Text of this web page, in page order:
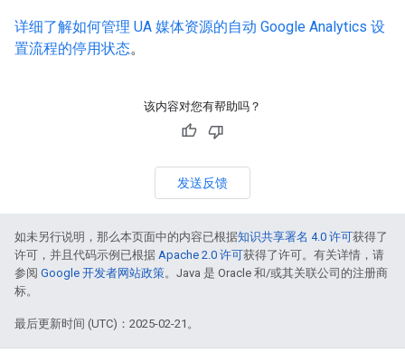
详细了解如何管理 UA 媒体资源的自动 Google Analytics 设
置流程的停用状态。
该内容对您有帮助吗？
发送反馈
如未另行说明，那么本页面中的内容已根据知识共享署名 4.0 许可获得了
许可，并且代码示例已根据 Apache 2.0 许可获得了许可。有关详情，请
参阅 Google 开发者网站政策。Java 是 Oracle 和/或其关联公司的注册商
标。
最后更新时间 (UTC)：2025-02-21。